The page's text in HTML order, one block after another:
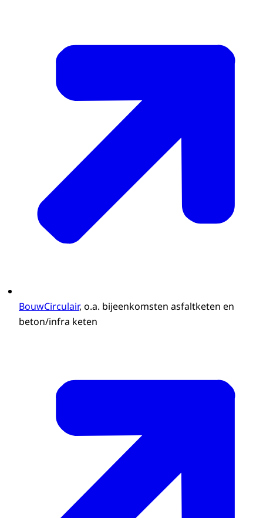
BouwCirculair, o.a. bijeenkomsten asfaltketen en
beton/infra keten